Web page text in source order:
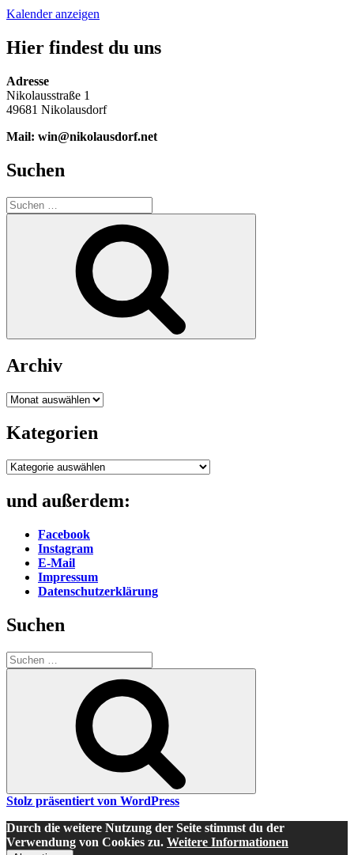
Kalender anzeigen
Hier findest du uns
Adresse
Nikolausstraße 1
49681 Nikolausdorf
Mail: win@nikolausdorf.net
Suchen
Suche
nach:
Archiv
Archiv
Kategorien
Kategorien
und außerdem:
Facebook
Instagram
E-Mail
Impressum
Datenschutzerklärung
Suchen
Suche
nach:
Stolz präsentiert von WordPress
Durch die weitere Nutzung der Seite stimmst du der
Verwendung von Cookies zu. Weitere Informationen